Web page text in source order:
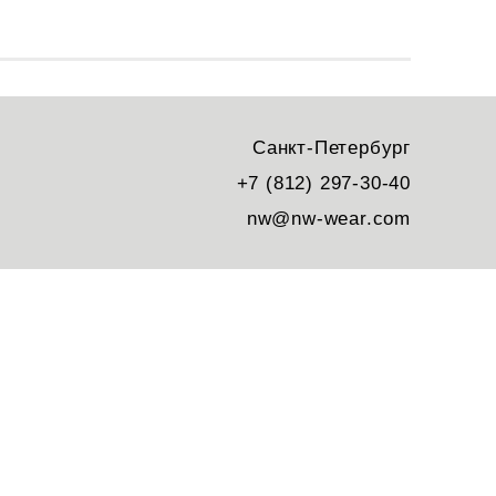
Санкт-Петербург
+7 (812) 297-30-40
nw@nw-wear.com